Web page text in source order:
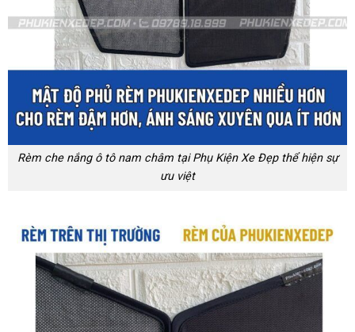
Rèm che nắng ô tô nam châm tại Phụ Kiện Xe Đẹp thể hiện sự
ưu việt